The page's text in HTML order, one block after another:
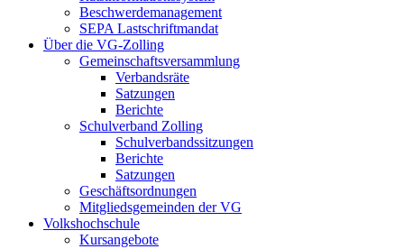
Beschwerdemanagement
SEPA Lastschriftmandat
Über die VG-Zolling
Gemeinschaftsversammlung
Verbandsräte
Satzungen
Berichte
Schulverband Zolling
Schulverbandssitzungen
Berichte
Satzungen
Geschäftsordnungen
Mitgliedsgemeinden der VG
Volkshochschule
Kursangebote